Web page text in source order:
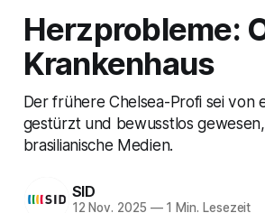
Herzprobleme:
Krankenhaus
Der frühere Chelsea-Profi sei von
gestürzt und bewusstlos
brasilianische Medien.
SID
12 Nov. 2025 —1 Min. Lesezeit